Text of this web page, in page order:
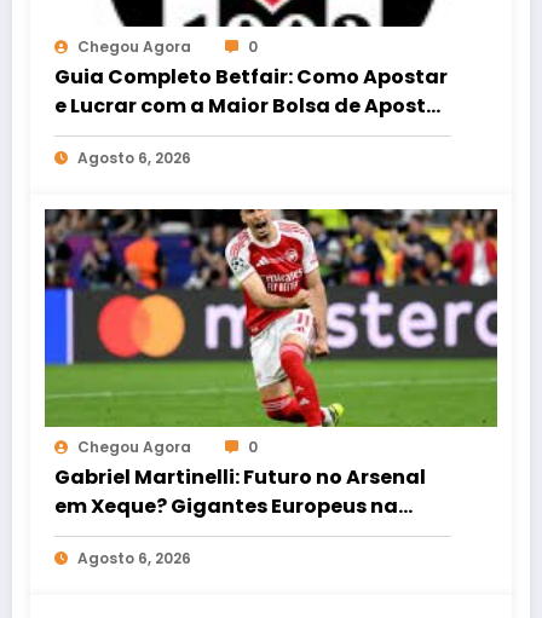
Chegou Agora 0
Guia Completo Betfair: Como Apostar
e Lucrar com a Maior Bolsa de Apostas
do Mundo
Agosto 6, 2026
Chegou Agora 0
Gabriel Martinelli: Futuro no Arsenal
em Xeque? Gigantes Europeus na
Jogada
Agosto 6, 2026